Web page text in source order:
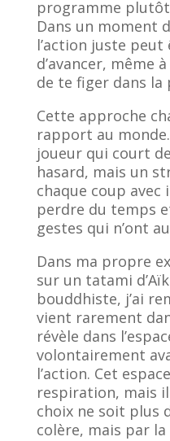
programme plutôt
Dans un moment
l’action juste
d’avancer, même
de te figer dans la
Cette approche
rapport au
joueur qui court
hasard, mais un
chaque coup avec
perdre du temps
gestes qui n’ont
Dans ma propre
sur un tatami
bouddhiste, j’ai
vient rarement
révèle dans
volontairement
l’action. Cet
respiration, mais
choix ne soit plus
colère, mais par